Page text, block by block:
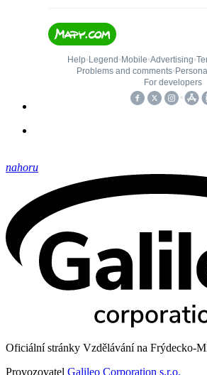
nahoru
Oficiální stránky Vzdělávání na Frýdecko-
Provozovatel Galileo Corporation s.r.o.